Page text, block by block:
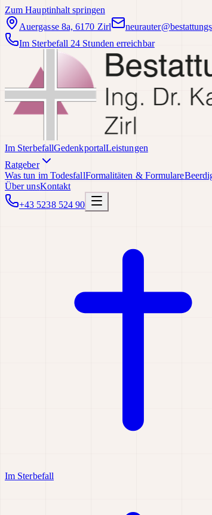
Zum Hauptinhalt springen
Auergasse 8a, 6170 Zirl
Im Sterbefall 24 Stunden erreichbar
Im SterbefallGedenkportalLeistungen
Ratgeber
Was tun im TodesfallFormalitäten & Formulare
Über unsKontakt
+43 5238 524 90
Im Sterbefall